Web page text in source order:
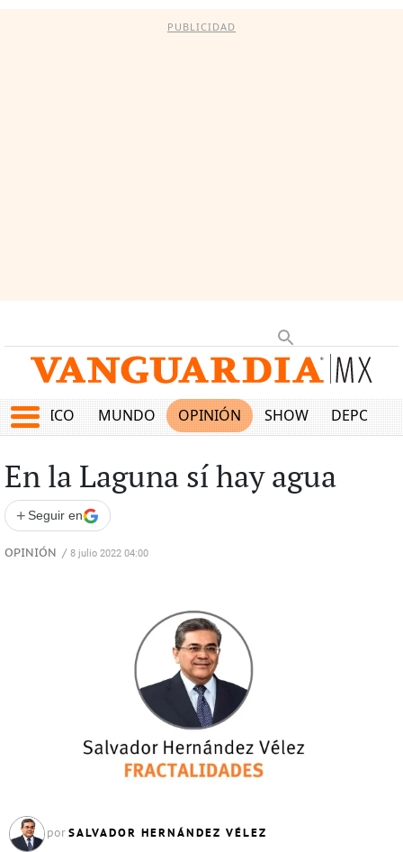
PUBLICIDAD
MÉXICO MUNDO OPINIÓN SHOW
En la Laguna sí hay agua
+ Seguir en
OPINIÓN / 8 julio 2022 04:00
por SALVADOR HERNÁNDEZ VÉLEZ